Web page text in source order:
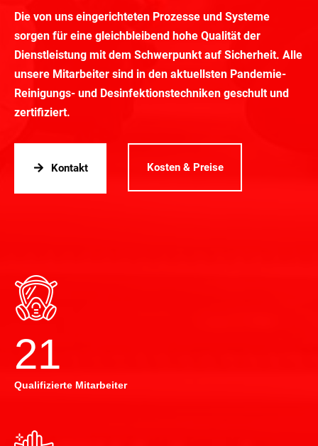
Die von uns eingerichteten Prozesse und Systeme
sorgen für eine gleichbleibend hohe Qualität der
Dienstleistung mit dem Schwerpunkt auf Sicherheit. Alle
unsere Mitarbeiter sind in den aktuellsten Pandemie-
Reinigungs- und Desinfektionstechniken geschult und
zertifiziert.
Kontakt Kosten & Preise
22
Qualifizierte Mitarbeiter